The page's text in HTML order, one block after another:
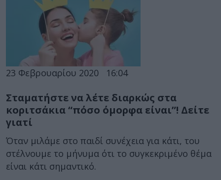
23 Φεβρουαρίου 2020 16:04
Σταματήστε να λέτε διαρκώς στα
κοριτσάκια “πόσο όμορφα είναι”! Δείτε
γιατί
Όταν μιλάμε στο παιδί συνέχεια για κάτι, του
στέλνουμε το μήνυμα ότι το συγκεκριμένο θέμα
είναι κάτι σημαντικό.